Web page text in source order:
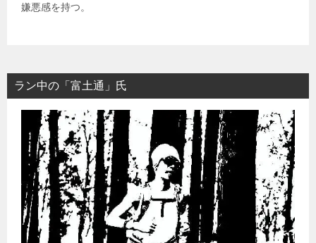
嫌悪感を持つ。
ラン中の「富土通」氏